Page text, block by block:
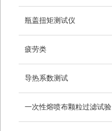
瓶盖扭矩测试仪
疲劳类
导热系数测试
一次性熔喷布颗粒过滤试验